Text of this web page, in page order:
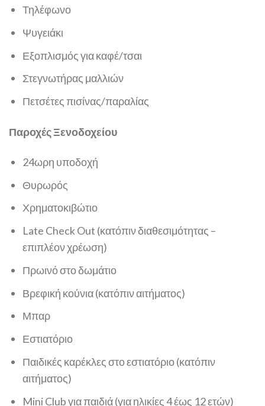
Τηλέφωνο
Ψυγειάκι
Εξοπλισμός για καφέ/τσαι
Στεγνωτήρας μαλλιών
Πετσέτες πισίνας/παραλίας
Παροχές Ξενοδοχείου
24ωρη υποδοχή
Θυρωρός
Χρηματοκιβώτιο
Late Check Out (κατόπιν διαθεσιμότητας –
επιπλέον χρέωση)
Πρωινό στο δωμάτιο
Βρεφική κούνια (κατόπιν αιτήματος)
Μπαρ
Εστιατόριο
Παιδικές καρέκλες στο εστιατόριο (κατόπιν
αιτήματος)
Mini Club για παιδιά (για ηλικίες 4 έως 12 ετών)